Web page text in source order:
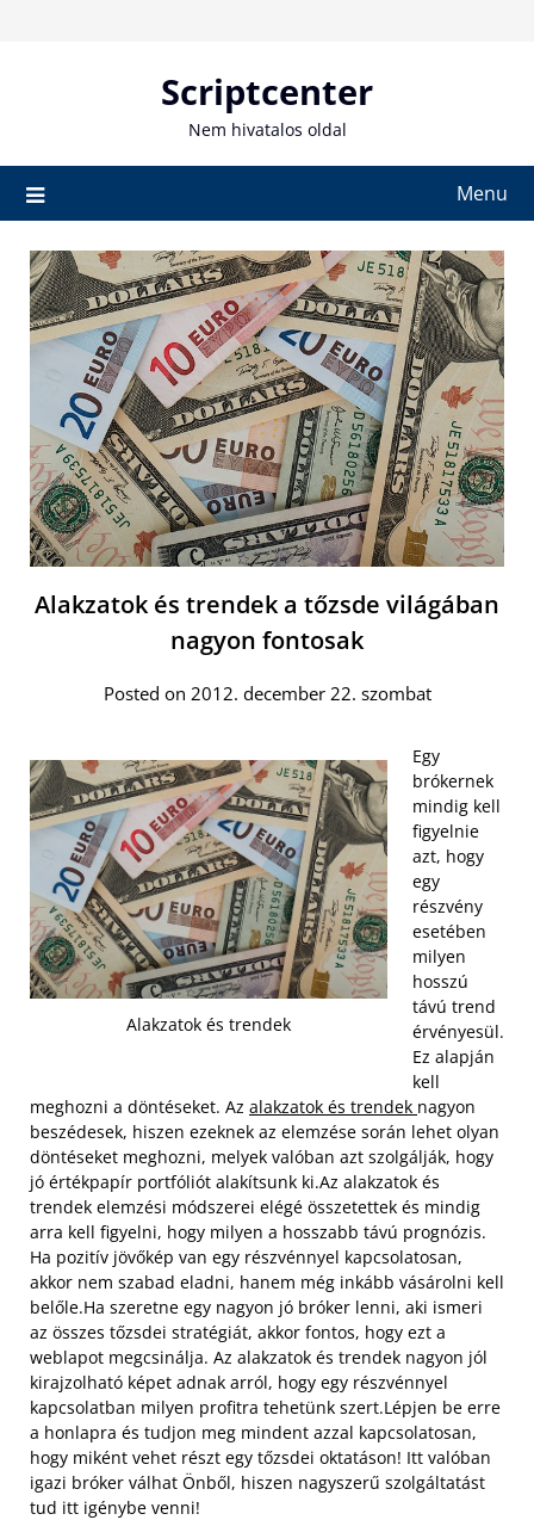
Scriptcenter
Nem hivatalos oldal
Menu
Alakzatok és trendek a tőzsde világában
nagyon fontosak
Posted on 2012. december 22. szombat
Alakzatok és trendek
Egy
brókernek
mindig kell
figyelnie
azt, hogy
egy
részvény
esetében
milyen
hosszú
távú trend
érvényesül.
Ez alapján
kell
meghozni a döntéseket. Az alakzatok és trendek nagyon
beszédesek, hiszen ezeknek az elemzése során lehet olyan
döntéseket meghozni, melyek valóban azt szolgálják, hogy
jó értékpapír portfóliót alakítsunk ki.Az alakzatok és
trendek elemzési módszerei elégé összetettek és mindig
arra kell figyelni, hogy milyen a hosszabb távú prognózis.
Ha pozitív jövőkép van egy részvénnyel kapcsolatosan,
akkor nem szabad eladni, hanem még inkább vásárolni kell
belőle.Ha szeretne egy nagyon jó bróker lenni, aki ismeri
az összes tőzsdei stratégiát, akkor fontos, hogy ezt a
weblapot megcsinálja. Az alakzatok és trendek nagyon jól
kirajzolható képet adnak arról, hogy egy részvénnyel
kapcsolatban milyen profitra tehetünk szert.Lépjen be erre
a honlapra és tudjon meg mindent azzal kapcsolatosan,
hogy miként vehet részt egy tőzsdei oktatáson! Itt valóban
igazi bróker válhat Önből, hiszen nagyszerű szolgáltatást
tud itt igénybe venni!